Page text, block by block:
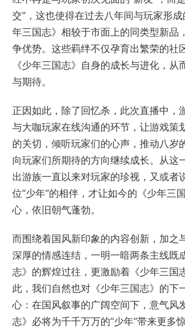
交”，这也使得在过去八年间与玩家形
年三国志》相较于市面上的同类型新品
争优势。这些羁绊不仅孕育出繁荣的社
《少年三国志》自身的成长与进化，从
与期待。
正因如此，除了回忆杀，此次直播中，
与大咖玩家在线沟通的环节，让游戏策
的关切，倾听玩家们的心声，推动八岁
向玩家们所期待的方向继续成长。从这
出游族一直以来对玩家的珍视，又或者
位“少年”的相伴，才让如今的《少年三
心，依旧朝气蓬勃。
而围绕着国风新印象的内容创新，加之
深厚的情感连结，一明一暗两条主线既
志》的辉煌过往，更激励着《少年三国
此，我们自然也对《少年三国志》的下
心：在国风叙事的广阔空间下，意气风
志》必将为千千万万的“少年”带来更多惊